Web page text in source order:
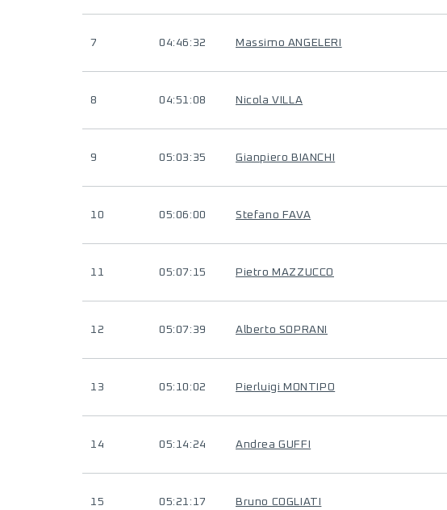
7 04:46:32 Massimo ANGELERI
8 04:51:08 Nicola VILLA
9 05:03:35 Gianpiero BIANCHI
10 05:06:00 Stefano FAVA
11 05:07:15 Pietro MAZZUCCO
12 05:07:39 Alberto SOPRANI
13 05:10:02 Pierluigi MONTIPO
14 05:14:24 Andrea GUFFI
15 05:21:17 Bruno COGLIATI